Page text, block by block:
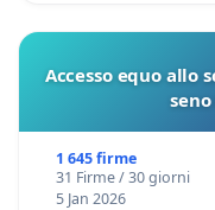
Accesso equo allo
1 645 firme
31 Firme / 30 giorni
5 Jan 2026